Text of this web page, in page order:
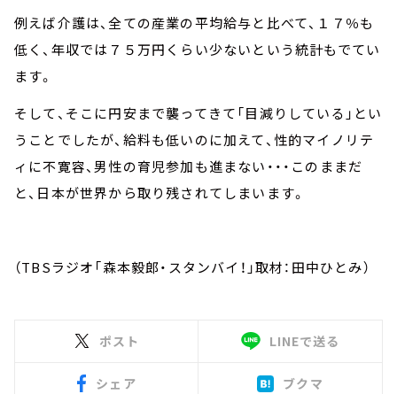
例えば介護は、全ての産業の平均給与と比べて、１７％も
低く、年収では７５万円くらい少ないという統計もでてい
ます。
そして、そこに円安まで襲ってきて「目減りしている」とい
うことでしたが、給料も低いのに加えて、性的マイノリテ
ィに不寛容、男性の育児参加も進まない・・・このままだ
と、日本が世界から取り残されてしまいます。
（TBSラジオ「森本毅郎・スタンバイ！」取材：田中ひとみ）
ポスト LINEで送る
シェア ブクマ